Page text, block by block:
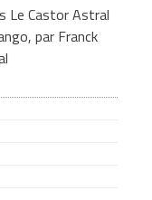
Le Castor Astral
par Franck